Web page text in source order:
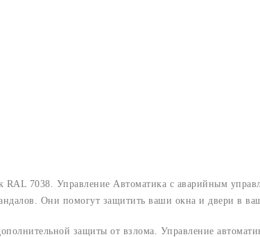
RAL 7038. Управление Автоматика с аварийным
Они помогут защитить ваши окна и двери в
защиты от взлома. Управление